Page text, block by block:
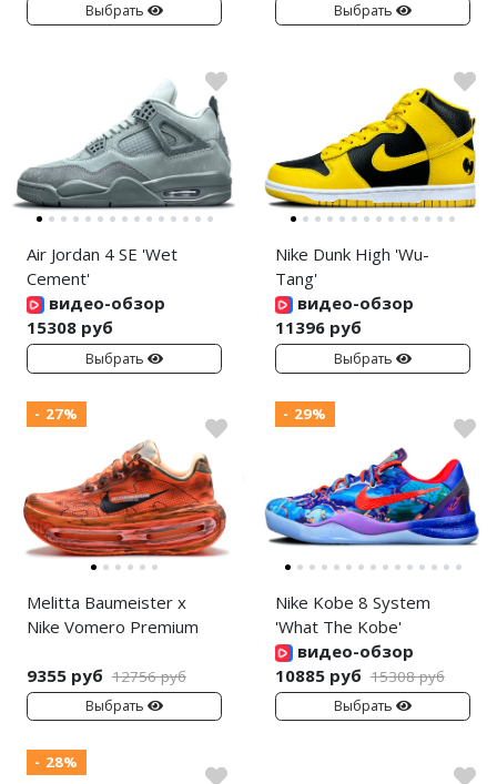
Выбрать Выбрать
Air Jordan 4 SE 'Wet
Cement'
видео-обзор
15308 руб
Выбрать
Nike Dunk High 'Wu-
Tang'
видео-обзор
11396 руб
Выбрать
- 27%
Melitta Baumeister x
Nike Vomero Premium
9355 руб 12756 руб
Выбрать
- 29%
Nike Kobe 8 System
'What The Kobe'
видео-обзор
10885 руб 15308 руб
Выбрать
- 28%